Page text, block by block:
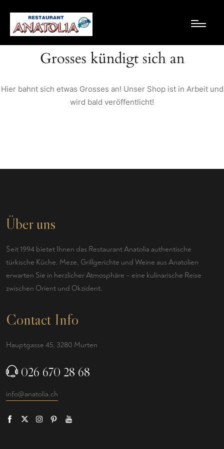
Grosses kündigt sich an
Hier bahnt sich etwas Grosses an! Unser Shop ist in Arbeit und
wird bald veröffentlicht!
Über uns
Seit 1994 bietet Ihnen das Restaurant Anatolia authentische
türkische Küche. Meze, Grillgerichte und Weine aus Anatolien
erwarten Sie in herzlicher Atmosphäre – eine kulinarische Reise
zwischen Orient und Okzident.
Contact Info
Hauptgasse 45, 3280 Murten
026 670 28 68
info@anatolia.ch